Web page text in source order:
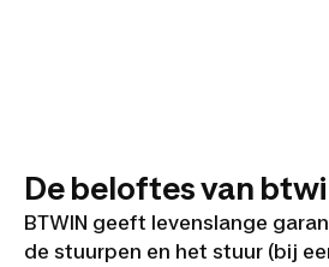
De beloftes van
BTWIN geeft levenslange
de stuurpen en het stuur (bij